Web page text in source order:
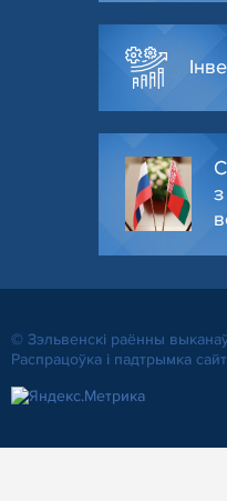
© Зэльвенскі раённы
Распрацоўка і падтрымка